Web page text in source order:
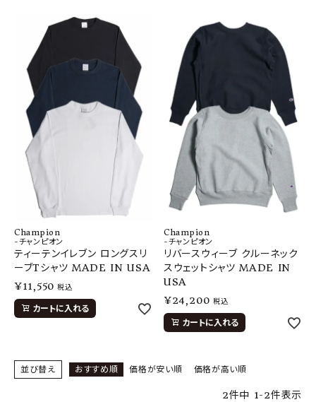
プライバシーポリシー
特定商取引法について
お問い合わせ
OFFICIAL WEB SITE
ACCOUNT MENU
ようこそ ゲスト 様
ログイン person 会員登録
Champion
-チャンピオン
ティーテンイレブン ロングスリ
ーブTシャツ MADE IN USA
¥11,550 税込
カートに入れる
Champion
-チャンピオン
リバースウィーブ クルーネック
スウェットシャツ MADE IN
USA
¥24,200 税込
カートに入れる
並び替え おすすめ順 価格が安い順 価格が高い順
2件中 1-2件表示